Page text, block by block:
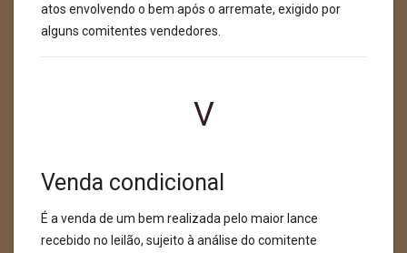
atos envolvendo o bem após o arremate, exigido por
alguns comitentes vendedores.
V
Venda condicional
É a venda de um bem realizada pelo maior lance
recebido no leilão, sujeito à análise do comitente